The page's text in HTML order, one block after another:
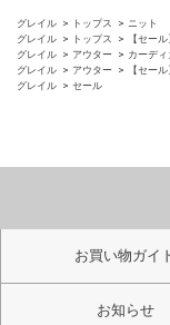
グレイル トップス
ニット
グレイル
トップス
【セー
グレイル
アウター
カーディ
グレイル
アウター
【セー
グレイル
セール
お買い物ガイ
お知らせ